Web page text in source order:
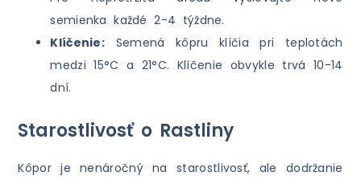
semienka každé 2-4 týždne.
Klíčenie: Semená kôpru klíčia pri teplotách
medzi 15°C a 21°C. Klíčenie obvykle trvá 10-14
dní.
Starostlivosť o Rastliny
Kôpor je nenáročný na starostlivosť, ale dodržanie